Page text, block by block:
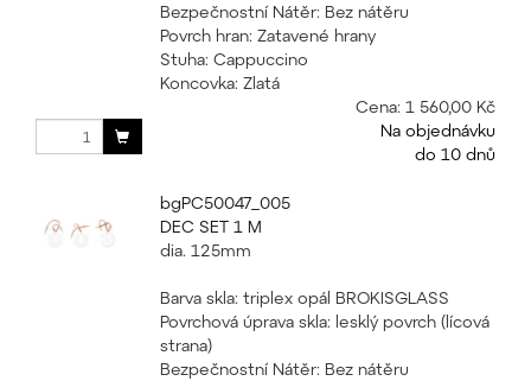
Bezpečnostní Nátěr: Bez nátěru
Povrch hran: Zatavené hrany
Stuha: Cappuccino
Koncovka: Zlatá
Cena: 1 560,00 Kč
Na objednávku
do 10 dnů
bgPC50047_005
DEC SET 1 M
dia. 125mm
Barva skla: triplex opál BROKISGLASS
Povrchová úprava skla: lesklý povrch (lícová
strana)
Bezpečnostní Nátěr: Bez nátěru